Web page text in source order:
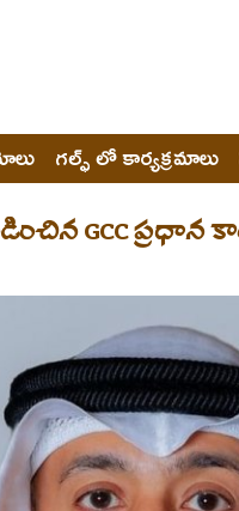
గల్ఫ్ లో కార్యక్రమాలు
GCC ప్రధాన